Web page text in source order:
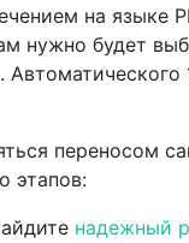
на языке
нужно будет
. Автоматического
переносом
этапов:
надежный